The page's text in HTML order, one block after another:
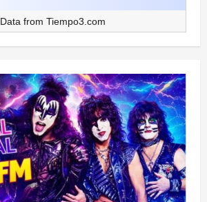
Data from Tiempo3.com